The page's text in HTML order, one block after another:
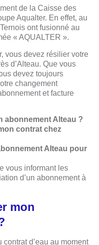
de la Caisse des
Aqualter. En effet, au
ont fusionné au
« AQUALTER ».
vous devez résilier votre
d’Alteau. Que vous
devez toujours
changement
et facture
abonnement Alteau ?
contrat chez
Alteau pour
vous informant les
d’un abonnement à
mon
d’eau au moment